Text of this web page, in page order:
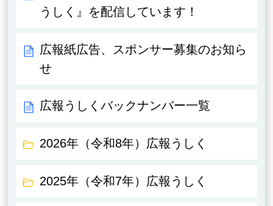
うしく』を配信しています！
広報紙広告、スポンサー募集のお知ら
せ
広報うしくバックナンバー一覧
2026年（令和8年）広報うしく
2025年（令和7年）広報うしく